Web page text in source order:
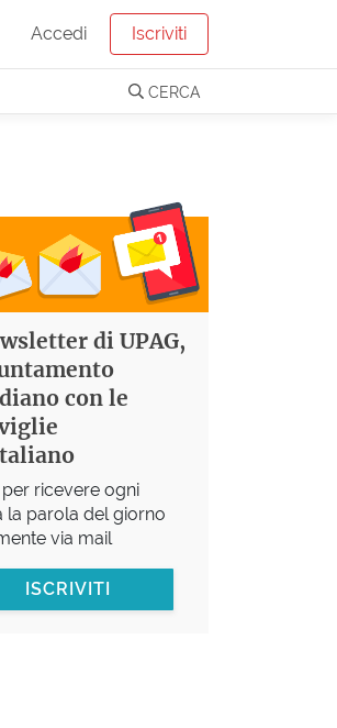
Accedi Iscriviti
CERCA
di UPAG,
con le
per ricevere ogni
la parola del giorno
via mail
ISCRIVITI